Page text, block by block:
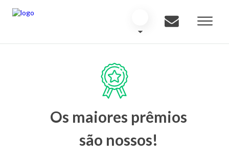
Os maiores prêmios
são nossos!